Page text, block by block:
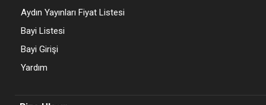
Aydın Yayınları Fiyat Listesi
Bayi Listesi
Bayi Girişi
Yardım